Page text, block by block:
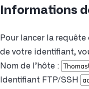
Informations
Pour lancer la requête
de votre identifiant,
Nom de l’hôte :
Identifiant FTP/SSH